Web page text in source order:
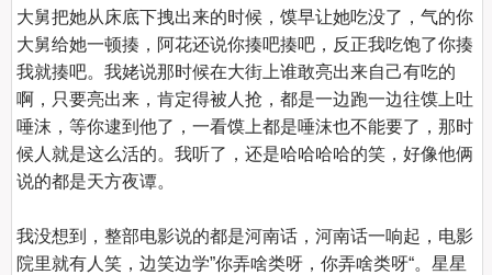
大舅把她从床底下拽出来的时候，馍早让她吃没了，气的你
大舅给她一顿揍，阿花还说你揍吧揍吧，反正我吃饱了你揍
我就揍吧。我姥说那时候在大街上谁敢亮出来自己有吃的
啊，只要亮出来，肯定得被人抢，都是一边跑一边往馍上吐
唾沫，等你逮到他了，一看馍上都是唾沫也不能要了，那时
候人就是这么活的。我听了，还是哈哈哈哈的笑，好像他俩
说的都是天方夜谭。
我没想到，整部电影说的都是河南话，河南话一响起，电影
院里就有人笑，边笑边学”你弄啥类呀，你弄啥类呀“。星星